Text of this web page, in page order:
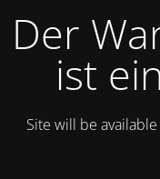
Der
ist
Site will be available